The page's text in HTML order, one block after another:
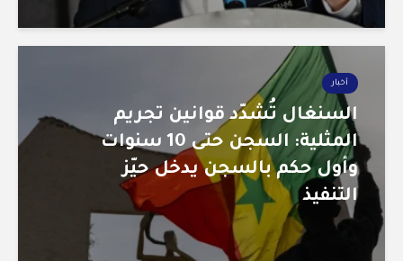
أخبار
السنغال تُشدّد قوانين تجريم
المثلية: السجن حتى 10 سنوات
وأول حكم بالسجن يدخل حيّز
التنفيذ